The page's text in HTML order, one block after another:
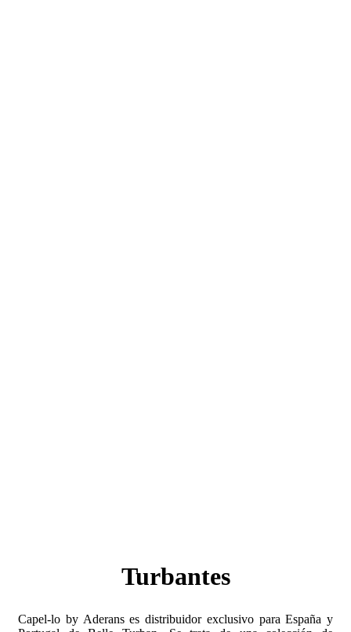
Turbantes
Capel-lo by Aderans es distribuidor exclusivo para España y